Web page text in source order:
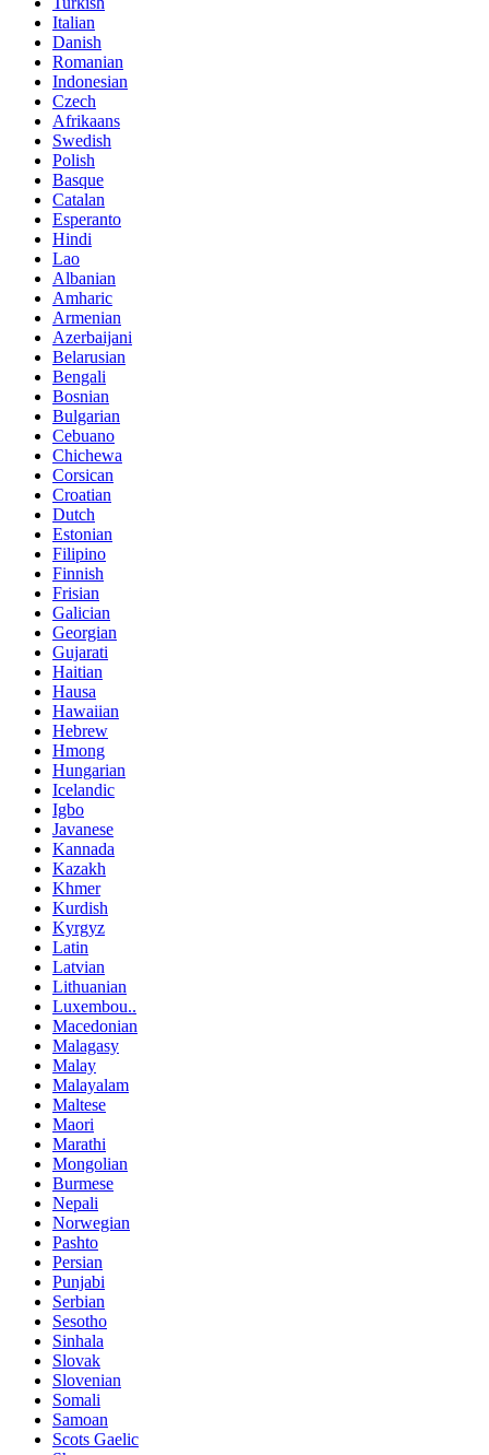
Italian
Danish
Romanian
Indonesian
Czech
Afrikaans
Swedish
Polish
Basque
Catalan
Esperanto
Hindi
Lao
Albanian
Amharic
Armenian
Azerbaijani
Belarusian
Bengali
Bosnian
Bulgarian
Cebuano
Chichewa
Corsican
Croatian
Dutch
Estonian
Filipino
Finnish
Frisian
Galician
Georgian
Gujarati
Haitian
Hausa
Hawaiian
Hebrew
Hmong
Hungarian
Icelandic
Igbo
Javanese
Kannada
Kazakh
Khmer
Kurdish
Kyrgyz
Latin
Latvian
Lithuanian
Luxembou..
Macedonian
Malagasy
Malay
Malayalam
Maltese
Maori
Marathi
Mongolian
Burmese
Nepali
Norwegian
Pashto
Persian
Punjabi
Serbian
Sesotho
Sinhala
Slovak
Slovenian
Somali
Samoan
Scots Gaelic